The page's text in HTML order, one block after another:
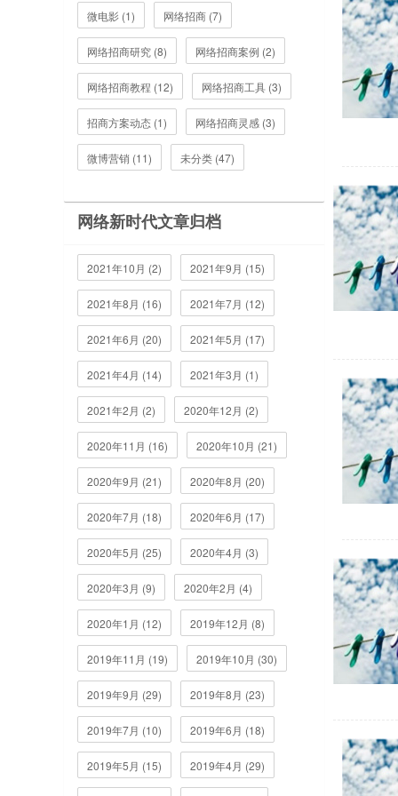
微电影 (1) 网络招商 (7)
网络招商研究 (8) 网络招商案例 (2)
网络招商教程 (12) 网络招商工具 (3)
招商方案动态 (1) 网络招商灵感 (3)
微博营销 (11) 未分类 (47)
网络新时代文章归档
2021年10月 (2) 2021年9月 (15)
2021年8月 (16) 2021年7月 (12)
2021年6月 (20) 2021年5月 (17)
2021年4月 (14) 2021年3月 (1)
2021年2月 (2) 2020年12月 (2)
2020年11月 (16) 2020年10月 (21)
2020年9月 (21) 2020年8月 (20)
2020年7月 (18) 2020年6月 (17)
2020年5月 (25) 2020年4月 (3)
2020年3月 (9) 2020年2月 (4)
2020年1月 (12) 2019年12月 (8)
2019年11月 (19) 2019年10月 (30)
2019年9月 (29) 2019年8月 (23)
2019年7月 (10) 2019年6月 (18)
2019年5月 (15) 2019年4月 (29)